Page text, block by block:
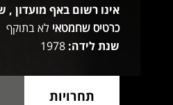
אינו רשום באף מועדון ,
כרטיס שחמטאי לא בתוקף
שנת לידה:
תחרויות